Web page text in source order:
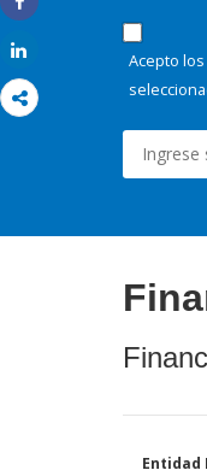
Share
Acepto
Entidad